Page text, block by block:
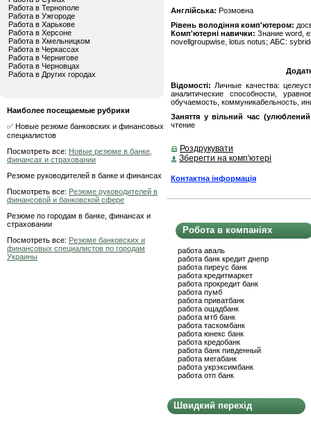
Работа в Тернополе
Работа в Ужгороде
Работа в Харькове
Работа в Херсоне
Работа в Хмельницком
Работа в Черкассах
Работа в Чернигове
Работа в Черновцах
Работа в Других городах
Наиболее посещаемые рубрики
✅ Новые резюме банковских и финансовых
специалистов
Посмотреть все: Новые резюме в банке,
финансах и страховании
Резюме руководителей в банке и финансах
Посмотреть все: Резюме руководителей в
финансовой и банковской сфере
Резюме по городам в банке, финансах и
страховании
Посмотреть все: Резюме банковских и
финансовых специалистов по городам
Украины
Англійська: Розмовна
Рівень володіння комп'ютером:
Комп'ютерні навички: Знание word,
novellgroupwise, lotus notus; АБС:
Відомості: Личные качества:
аналитические способности,
обучаемость, коммуникабельность,
Заняття у вільний час
чтение
Роздрукувати
Зберегти на комп'ютері
Контактна інформація
Робота в компаніях
работа аваль
работа банк кредит днепр
работа пиреус банк
работа кредитмаркет
работа прокредит банк
работа пумб
работа приватбанк
работа ощадбанк
работа мтб банк
работа таскомбанк
работа юнекс банк
работа кредобанк
работа банк пивденный
работа мегабанк
работа укрэксимбанк
работа отп банк
Швидкий перехід